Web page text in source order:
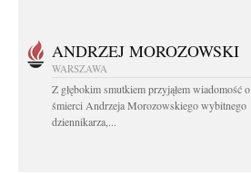
ANDRZEJ MOROZOWSKI
WARSZAWA
Z głębokim smutkiem przyjąłem wiadomość o
śmierci Andrzeja Morozowskiego wybitnego
dziennikarza,...